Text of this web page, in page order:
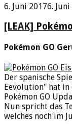
6. Juni 20176.
[LEAK]
Pokémon GO
Der spanische
Eevolution" hat
Pokémon GO
Nun spricht das
welches noch im